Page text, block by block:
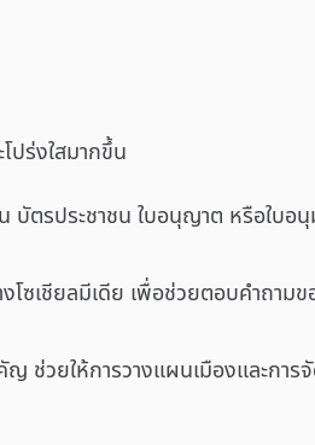
ปร่งใสมากขึ้น
บัตรประชาชน ใบอนุญาต หรือใบอ
โซเชียลมีเดีย เพื่อช่วยตอบคำถาม
ช่วยให้การวางแผนเมืองและกา